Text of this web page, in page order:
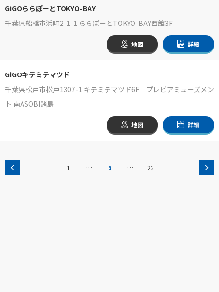
GiGOららぽーとTOKYO-BAY
千葉県船橋市浜町2-1-1 ららぽーとTOKYO-BAY西館3F
地図 詳細
GiGOキテミテマツド
千葉県松戸市松戸1307-1 キテミテマツド6F プレビアミューズメン
ト 南ASOBI諸島
地図 詳細
1 … 6 … 22